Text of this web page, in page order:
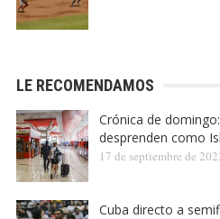
LE RECOMENDAMOS
Crónica de
desprenden como
17 de septiembre de
Cuba directo a